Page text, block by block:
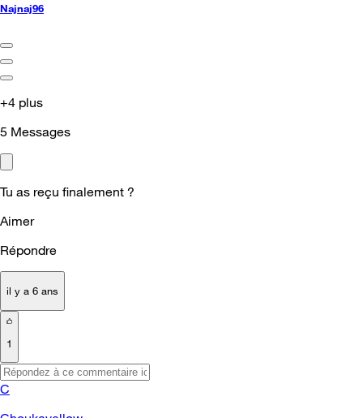
Najnaj96
+4 plus
5 Messages
Tu as reçu finalement ?
Aimer
Répondre
il y a 6 ans
1
C